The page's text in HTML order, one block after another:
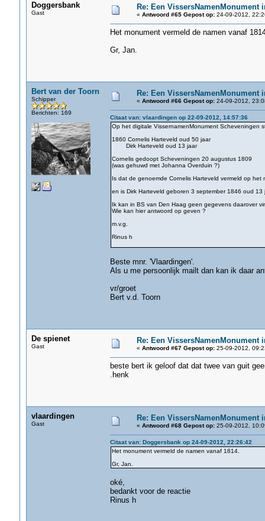
Doggersbank
Gast
Re: Een VissersNamenMonument
« Antwoord #65 Gepost op:24-09-2012,
Het monument vermeld de namen vanaf
Gr, Jan.
Bert van der Toorn
Schipper
Berichten: 169
Re: Een VissersNamenMonument
« Antwoord #66 Gepost op:24-09-2012,
Citaat van: vlaardingen op 22-09-2012, 14:57:36
Op het digitale VissernamenMonument Scheveningen
1860 Cornelis Harteveld oud 50 jaar
Dirk Harteveld oud 13 jaar
Cornelis gedoopt Scheveningen 20 augustus 1809
(was gehuwd met Johanna Overduin ?)
Is dat de genoemde Cornelis Harteveld vermeld op het
en is Dirk Harteveld geboren 3 september 1846 oud 13
Ik kan in BS van Den Haag geen gegevens daarover
Wie kan hier antwoord op geven ?
m.v.g.
Rinus h
Beste mnr. 'Vlaardingen'.
Als u me persoonlijk mailt dan kan ik daar
vr/groet
Bert v.d. Toorn
De spienet
Gast
Re: Een VissersNamenMonument
« Antwoord #67 Gepost op:25-09-2012,
beste bert ik geloof dat dat twee van guit
.henk
vlaardingen
Gast
Re: Een VissersNamenMonument
« Antwoord #68 Gepost op:25-09-2012,
Citaat van: Doggersbank op 24-09-2012, 22:26:42
Het monument vermeld de namen vanaf 1814.
Gr, Jan.
oké,
bedankt voor de reactie
Rinus h